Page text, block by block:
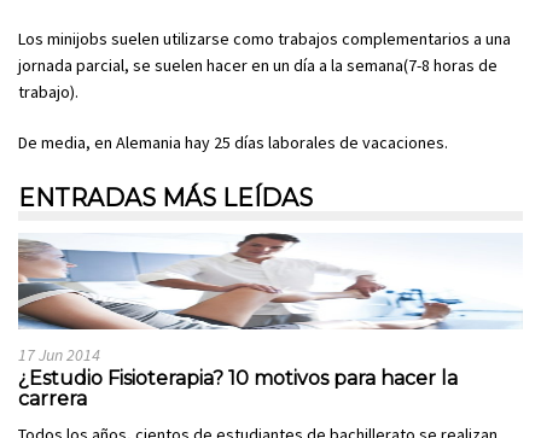
Los minijobs suelen utilizarse como trabajos complementarios a una
jornada parcial, se suelen hacer en un día a la semana(7-8 horas de
trabajo).
De media, en Alemania hay 25 días laborales de vacaciones.
ENTRADAS MÁS LEÍDAS
17 Jun 2014
¿Estudio Fisioterapia? 10 motivos para hacer la
carrera